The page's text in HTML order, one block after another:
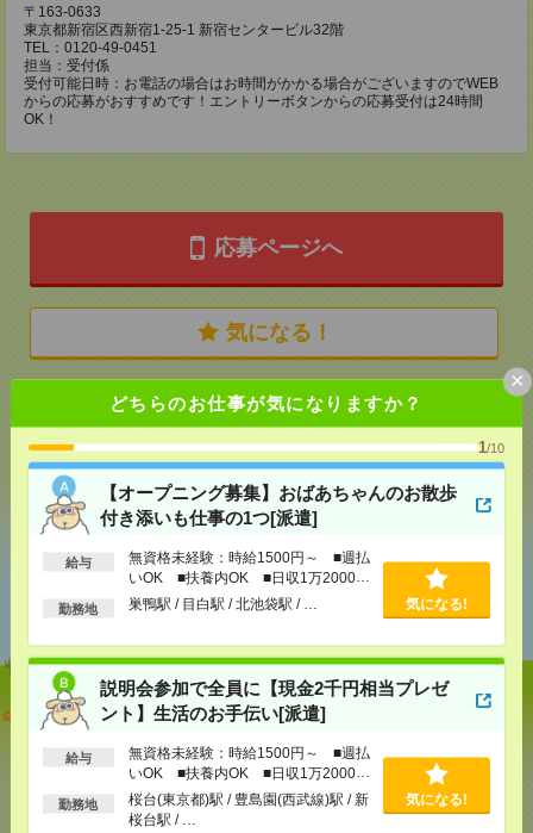
どちらのお仕事が気になりますか？
1/10
【オープニング募集】おばあちゃんのお散歩
付き添いも仕事の1つ[派遣]
給与
無資格未経験：時給1500円～ ■週払
いOK ■扶養内OK ■日収1万2000円
以上
勤務地 巣鴨駅 / 目白駅 / 北池袋駅 / … 気になる!
説明会参加で全員に【現金2千円相当プレゼ
ント】生活のお手伝い[派遣]
給与
無資格未経験：時給1500円～ ■週払
いOK ■扶養内OK ■日収1万2000円
以上
勤務地
桜台(東京都)駅 / 豊島園(西武線)駅 / 新
桜台駅 / …
気になる!
×
〒163-0633
東京都新宿区西新宿1-25-1 新宿センタービル32階
TEL：0120-49-0451
担当：受付係
受付可能日時：お電話の場合はお時間がかかる場合がございますのでWEB
からの応募がおすすめです！エントリーボタンからの応募受付は24時間
OK！
応募ページへ
気になる！
メール で送る LINEで送る
シェア ツイート ブックマーク
あなたの閲覧履歴からの
おすすめ
【オープニング募集】おばあちゃんのお散歩付き添
いも仕事の1つ[派遣]
無資格未経験：時給1500円～ ■週払い
OK ■扶養内OK ■日収1万2000円以上
交通費全額支給